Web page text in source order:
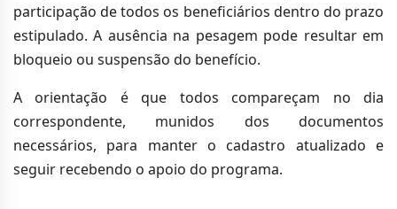
participação de todos os beneficiários dentro do prazo
estipulado. A ausência na pesagem pode resultar em
bloqueio ou suspensão do benefício.
A orientação é que todos compareçam no dia
correspondente, munidos dos documentos
necessários, para manter o cadastro atualizado e
seguir recebendo o apoio do programa.